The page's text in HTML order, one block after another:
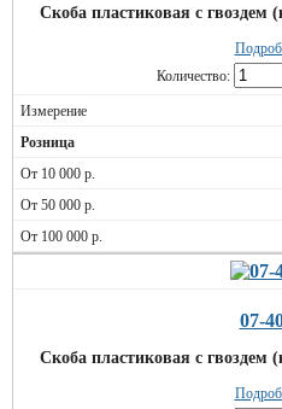
Скоба пластиковая с гвоздем
Количество:
07-
Скоба пластиковая с гвоздем